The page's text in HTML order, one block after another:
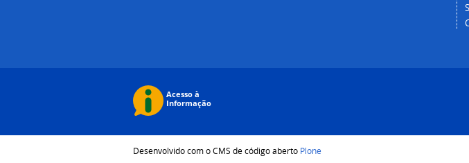
Desenvolvido com o CMS de código aberto Plone